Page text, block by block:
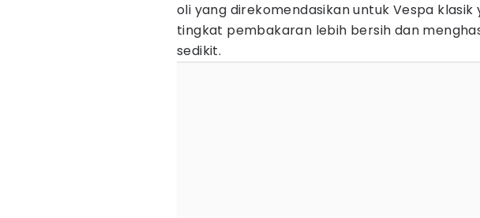
oli yang direkomendasikan untuk Vespa klasik
tingkat pembakaran lebih bersih dan
sedikit.